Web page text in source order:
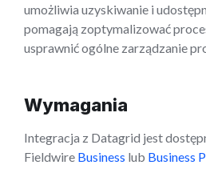
umożliwia uzyskiwanie i
pomagają zoptymalizować
usprawnić ogólne zarządzanie
Wymagania
Integracja z Datagrid jest
Fieldwire Business lub Business